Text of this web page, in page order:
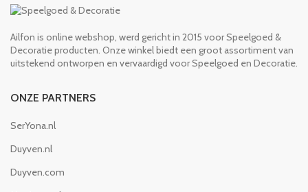
Ailfon is online webshop, werd gericht in 2015 voor Speelgoed &
Decoratie producten. Onze winkel biedt een groot assortiment van
uitstekend ontworpen en vervaardigd voor Speelgoed en Decoratie.
ONZE PARTNERS
SerYona.nl
Duyven.nl
Duyven.com